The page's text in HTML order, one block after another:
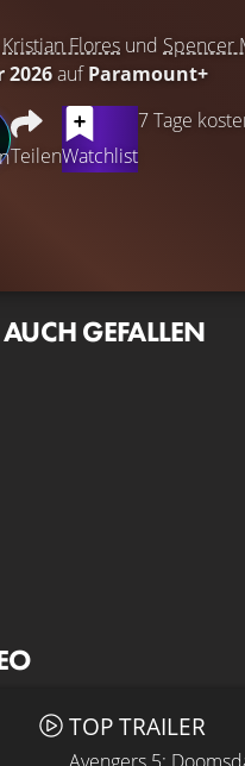
Kristian Flores und Spencer
2026aufParamount+
TeilenWatchlist
7 Tage
GEFALLEN
TOP TRAILER